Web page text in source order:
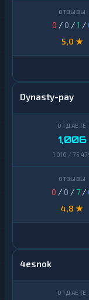
0 / 0 /1 /
5,0 ★
Dynasty-pay
1,006
1 016 / 75
0 / 0 / 7 /
4,8 ★
4esnok